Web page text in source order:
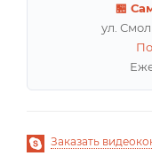
🏪
ул.
Заказать